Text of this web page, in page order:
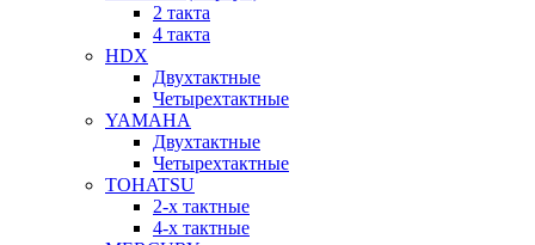
2 такта
4 такта
HDX
Двухтактные
Четырехтактные
YAMAHA
Двухтактные
Четырехтактные
TOHATSU
2-х тактные
4-х тактные